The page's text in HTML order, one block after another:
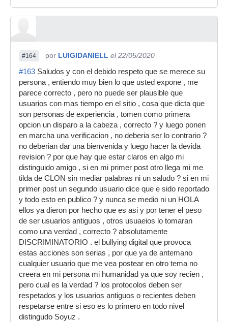
#164 por LUIGIDANIELL el 22/05/2020
#163 Saludos y con el debido respeto que se merece su
persona , entiendo muy bien lo que usted expone , me
parece correcto , pero no puede ser plausible que
usuarios con mas tiempo en el sitio , cosa que dicta que
son personas de experiencia , tomen como primera
opcion un disparo a la cabeza , correcto ? y luego ponen
en marcha una verificacion , no deberia ser lo contrario ?
no deberian dar una bienvenida y luego hacer la devida
revision ? por que hay que estar claros en algo mi
distinguido amigo , si en mi primer post otro llega mi me
tilda de CLON sin mediar palabras ni un saludo ? si en mi
primer post un segundo usuario dice que e sido reportado
y todo esto en publico ? y nunca se medio ni un HOLA
ellos ya dieron por hecho que es asi y por tener el peso
de ser usuarios antiguos , otros usuaeios lo tomaran
como una verdad , correcto ? absolutamente
DISCRIMINATORIO . el bullying digital que provoca
estas acciones son serias , por que ya de antemano
cualquier usuario que me vea postear en otro tema no
creera en mi persona mi humanidad ya que soy recien ,
pero cual es la verdad ? los protocolos deben ser
respetados y los usuarios antiguos o recientes deben
respetarse entre si eso es lo primero en todo nivel
distingudo Soyuz .